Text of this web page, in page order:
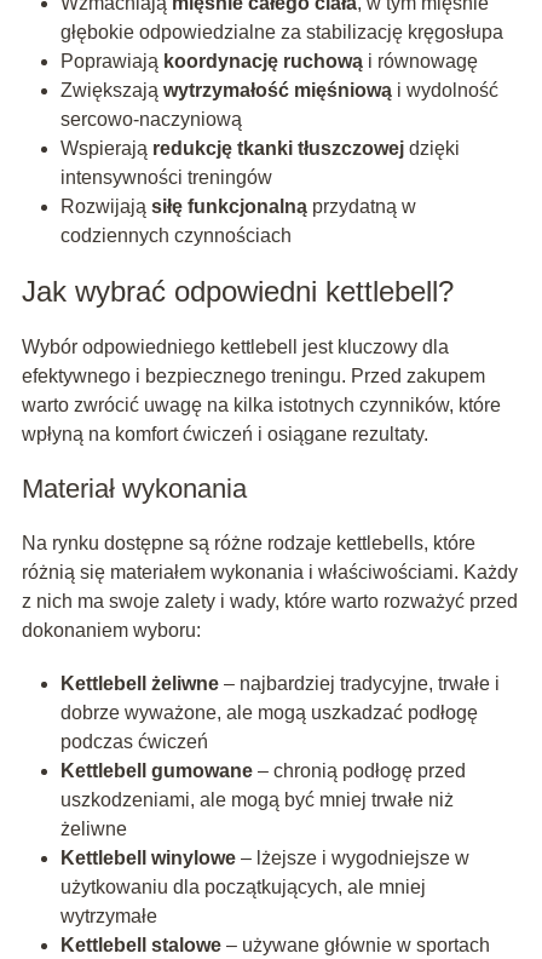
głębokie odpowiedzialne za stabilizację kręgosłupa
Poprawiają koordynację ruchowąi równowagę
Zwiększają wytrzymałość mięśniowąi wydolność
sercowo-naczyniową
Wspierają redukcję tkanki tłuszczowejdzięki
intensywności treningów
Rozwijają siłę funkcjonalnąprzydatną w
codziennych czynnościach
Jak wybrać odpowiedni kettlebell?
Wybór odpowiedniego kettlebell jest kluczowy dla
efektywnego i bezpiecznego treningu. Przed zakupem
warto zwrócić uwagę na kilka istotnych czynników, które
wpłyną na komfort ćwiczeń i osiągane rezultaty.
Materiał wykonania
Na rynku dostępne są różne rodzaje kettlebells, które
różnią się materiałem wykonania i właściwościami. Każdy
z nich ma swoje zalety i wady, które warto rozważyć przed
dokonaniem wyboru:
Kettlebell żeliwne– najbardziej tradycyjne, trwałe i
dobrze wyważone, ale mogą uszkadzać podłogę
podczas ćwiczeń
Kettlebell gumowane– chronią podłogę przed
uszkodzeniami, ale mogą być mniej trwałe niż
żeliwne
Kettlebell winylowe– lżejsze i wygodniejsze w
użytkowaniu dla początkujących, ale mniej
wytrzymałe
Kettlebell stalowe– używane głównie w sportach